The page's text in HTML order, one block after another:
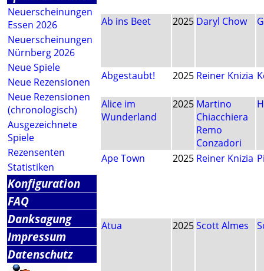
Neuerscheinungen
Essen 2026
Neuerscheinungen
Nürnberg 2026
Neue Spiele
Neue Rezensionen
Neue Rezensionen
(chronologisch)
Ausgezeichnete
Spiele
Rezensenten
Statistiken
Konfiguration
FAQ
Danksagung
Impressum
Datenschutz
Ab ins Beet 2025 Daryl Chow
Abgestaubt! 2025 Reiner Knizia
Alice im
Wunderland
2025 Martino
Chiacchiera
Remo
Conzadori
Ape Town 2025 Reiner Knizia
Atua 2025Scott Almes